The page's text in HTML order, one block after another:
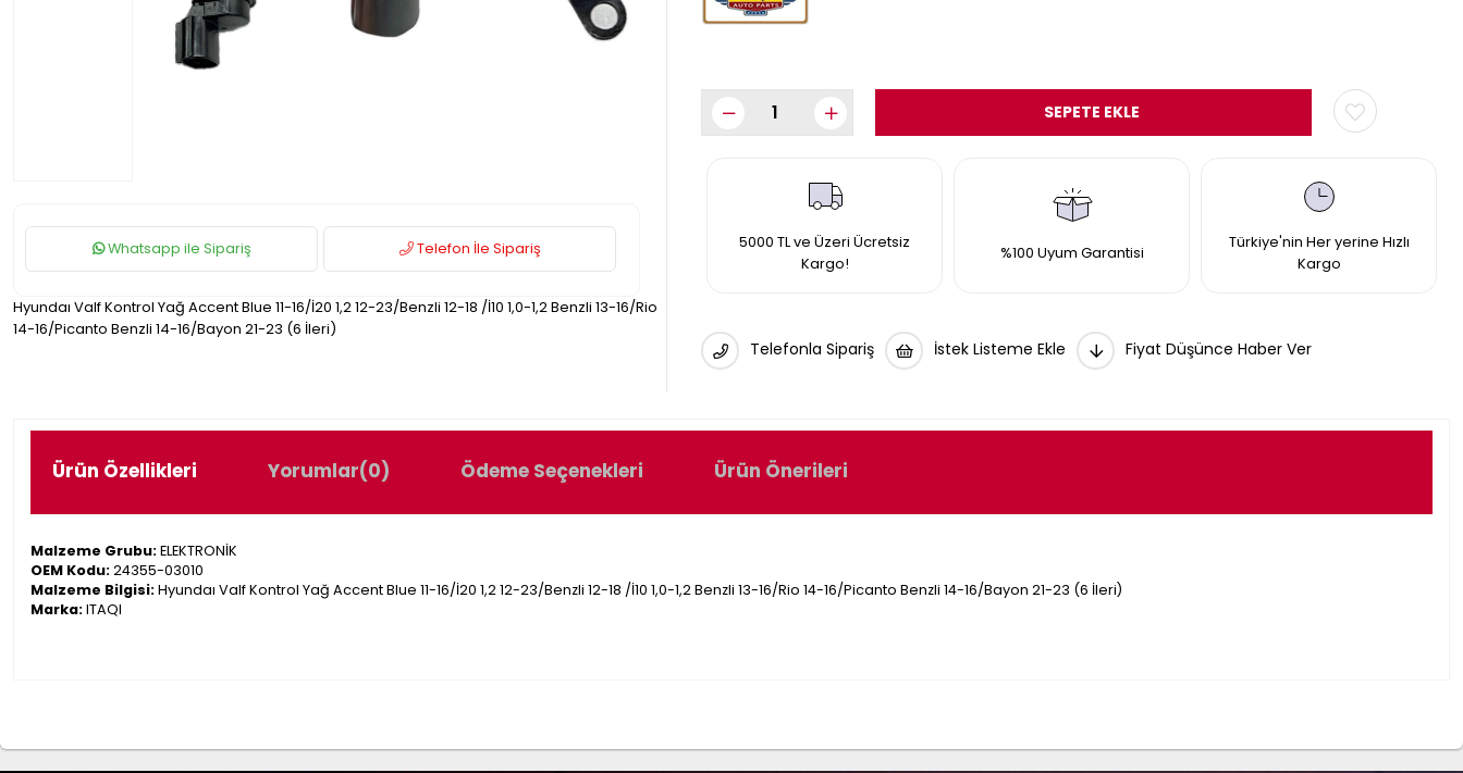
Whatsapp ile Sipariş Telefon İle Sipariş
Hyundaı Valf Kontrol Yağ Accent Blue 11-16/İ20 1,2 12-23/Benzli 12-18 /İ10 1,0-1,2 Benzli 13-16/Rio
14-16/Picanto Benzli 14-16/Bayon 21-23 (6 İleri)
5000 TL ve Üzeri Ücretsiz
Kargo!
%100 Uyum Garantisi
Türkiye'nin Her yerine Hızlı
Kargo
Telefonla Sipariş İstek Listeme Ekle Fiyat Düşünce Haber Ver
Ürün Özellikleri Yorumlar(0) Ödeme Seçenekleri Ürün Önerileri
Malzeme Grubu:ELEKTRONİK
OEM Kodu:24355-03010
Malzeme Bilgisi:Hyundaı Valf Kontrol Yağ Accent Blue 11-16/İ20 1,2 12-23/Benzli 12-18 /İ10 1,0-1,2 Benzli 13-16/Rio 14-16/Picanto Benzli 14-16/Bayon 21-23 (6 İleri)
Marka:ITAQI